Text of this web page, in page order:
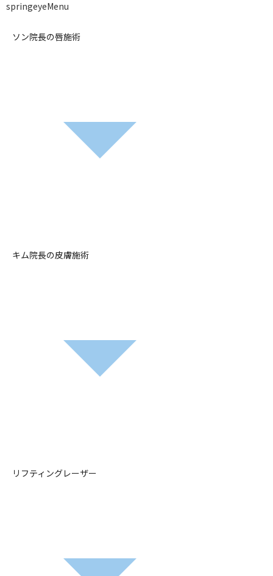
springeye
ソン院長の唇施術
キム院長の皮膚施術
リフティングレーザー
Menu